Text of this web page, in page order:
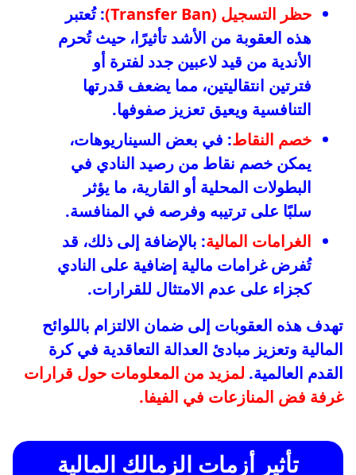
حظر التسجيل (Transfer Ban)
: تُعتبر
هذه العقوبة من الأشد تأثيرًا، حيث تُحرم
الأندية من قيد لاعبين جدد لفترة أو
فترتين انتقاليتين، مما يضعف قدرتها
التنافسية ويعيق تعزيز صفوفها.
خصم النقاط: في بعض السيناريوهات،
يمكن خصم نقاط من رصيد النادي في
البطولات المحلية أو القارية، ما يؤثر
سلبًا على ترتيبه وفرصه في المنافسة.
الغرامات المالية: بالإضافة إلى ذلك، قد
تُفرض غرامات مالية إضافية على النادي
كجزاء على عدم الامتثال للقرارات.
تهدف هذه العقوبات إلى ضمان الالتزام باللوائح
المالية وتعزيز مبادئ العدالة التعاقدية في كرة
القدم العالمية. لمزيد من المعلومات حول قرارات
غرفة فض المنازعات في الفيفا.
تأثير أزمات الزمالك المالية